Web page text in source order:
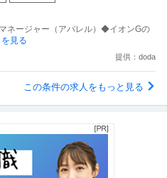
ネージャー（アパレル）◆イオンGの
見る
提供：doda
この条件の求人をもっと見る